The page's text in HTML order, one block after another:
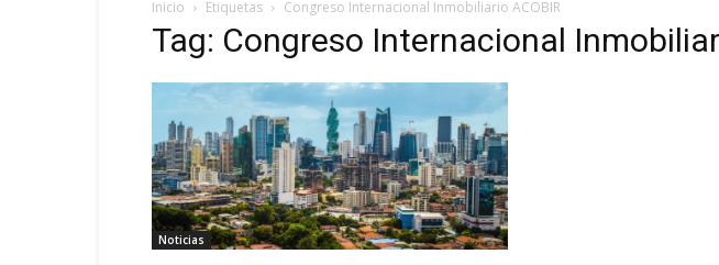
Inicio Etiquetas Congreso Internacional Inmobiliario ACOBIR
Tag: Congreso Internacional
Noticias